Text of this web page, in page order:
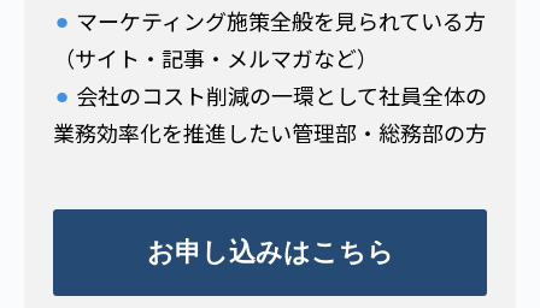
⚫︎ マーケティング施策全般を見られている方
（サイト・記事・メルマガなど）
⚫︎ 会社のコスト削減の一環として社員全体の
業務効率化を推進したい管理部・総務部の方
お申し込みはこちら